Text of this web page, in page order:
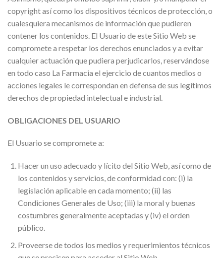
copyright así como los dispositivos técnicos de protección, o
cualesquiera mecanismos de información que pudieren
contener los contenidos. El Usuario de este Sitio Web se
compromete a respetar los derechos enunciados y a evitar
cualquier actuación que pudiera perjudicarlos, reservándose
en todo caso La Farmacia el ejercicio de cuantos medios o
acciones legales le correspondan en defensa de sus legítimos
derechos de propiedad intelectual e industrial.
OBLIGACIONES DEL USUARIO
El Usuario se compromete a:
Hacer un uso adecuado y lícito del Sitio Web, así como de
los contenidos y servicios, de conformidad con: (i) la
legislación aplicable en cada momento; (ii) las
Condiciones Generales de Uso; (iii) la moral y buenas
costumbres generalmente aceptadas y (iv) el orden
público.
Proveerse de todos los medios y requerimientos técnicos